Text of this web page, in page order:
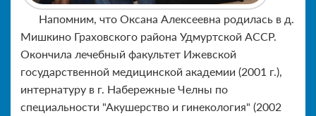
Напомним, что Оксана Алексеевна родилась в д.
Мишкино Граховского района Удмуртской АССР.
Окончила лечебный факультет Ижевской
государственной медицинской академии (2001 г.),
интернатуру в г. Набережные Челны по
специальности "Акушерство и гинекология" (2002